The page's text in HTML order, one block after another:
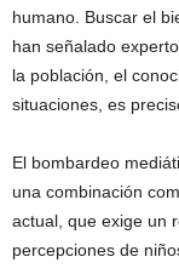
humano. Buscar el
han señalado
la población, el
situaciones, es
El bombardeo
una combinación
actual, que exige un
percepciones de